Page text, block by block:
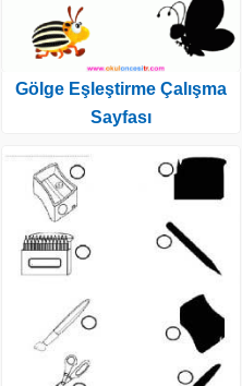
Gölge Eşleştirme Çalışma
Sayfası